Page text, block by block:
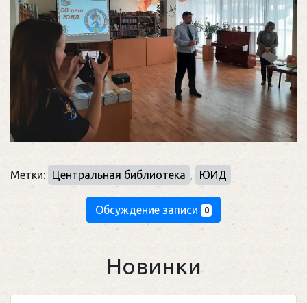
Метки: Центральная библиотека , ЮИД
Обсуждение записи 0
Новинки